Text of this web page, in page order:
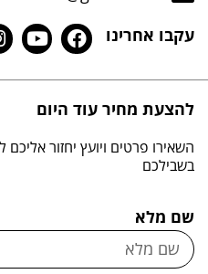
עקבו אחרינו
להצעת מחיר עוד היום
השאירו פרטים ויועץ יחזור
בשבילכם
שם מלא